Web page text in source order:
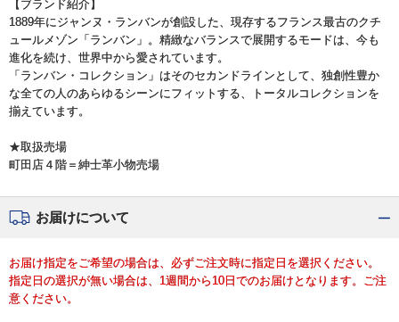
【ブランド紹介】
1889年にジャンヌ・ランバンが創設した、現存するフランス最古のクチ
ュールメゾン「ランバン」。精緻なバランスで展開するモードは、今も
進化を続け、世界中から愛されています。
「ランバン・コレクション」はそのセカンドラインとして、独創性豊か
な全ての人のあらゆるシーンにフィットする、トータルコレクションを
揃えています。
★取扱売場
町田店４階＝紳士革小物売場
お届けについて
お届け指定をご希望の場合は、必ずご注文時に指定日を選択ください。
指定日の選択が無い場合は、1週間から10日でのお届けとなります。ご注
意ください。